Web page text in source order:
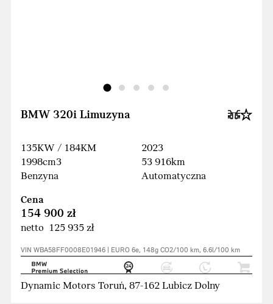
BMW 320i Limuzyna
135KW / 184KM
1998cm3
Benzyna
2023
53 916km
Automatyczna
Cena
154 900 zł
netto 125 935 zł
VIN WBA58FF0008E01946 | EURO 6e, 148g CO2/100 km, 6.6l/100 km
Dynamic Motors Toruń, 87-162 Lubicz Dolny